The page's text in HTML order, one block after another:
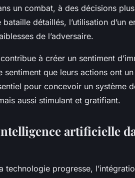
un combat, à des décisions
détaillés, l’utilisation d’un
de l’adversaire.
à créer un sentiment
sentiment que leurs actions ont
pour concevoir un système
aussi stimulant et gratifiant.
artificielle
technologie progresse,